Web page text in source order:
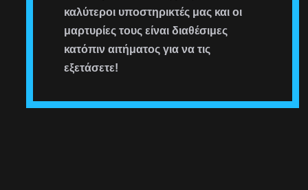
καλύτεροι υποστηρικτές μας και οι
μαρτυρίες τους είναι διαθέσιμες
κατόπιν αιτήματος για να τις
εξετάσετε!